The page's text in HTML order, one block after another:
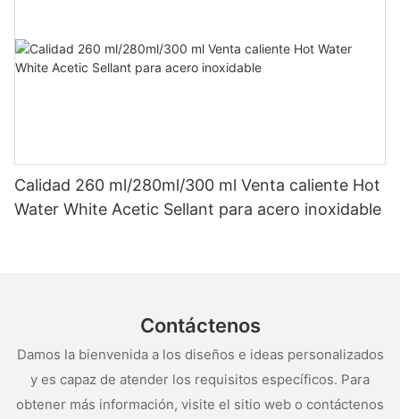
Calidad 260 ml/280ml/300 ml Venta caliente Hot
Water White Acetic Sellant para acero inoxidable
Contáctenos
Damos la bienvenida a los diseños e ideas personalizados
y es capaz de atender los requisitos específicos. Para
obtener más información, visite el sitio web o contáctenos